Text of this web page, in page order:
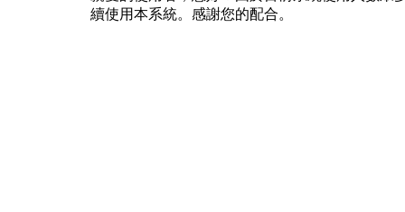
續使用本系統。感謝您的配合。